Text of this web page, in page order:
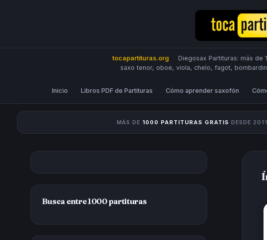
tocapartituras.org ·
Diegosax Partituras: más
saxo tenor, oboe, viola, chelo, fagot,
Inicio Libros PDF de Partituras Cómo aprender saxofón
MÁS DE 1000 PARTITURAS GRATIS DESDE 2011
Busca entre 1000 partituras